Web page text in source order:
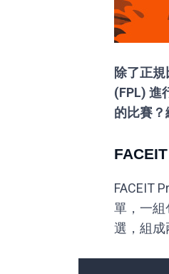
除了正
(FPL) 進
的比賽？
FACEIT
單，一組
選，組成